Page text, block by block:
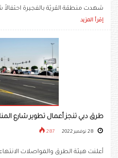
شهدت منطقة القريّة بالفجيرة احتفالاً
إقرأ المزيد
طرق دبي تنجز أعمال تطوير شارع
287
أعلنت هيئة الطرق والمواصلات